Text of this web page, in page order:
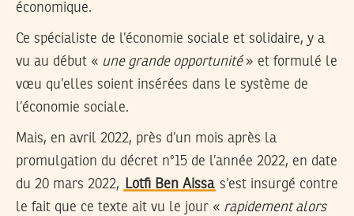
économique.
Ce spécialiste de l’économie sociale et solidaire, y a
vu au début « une grande opportunité» et formulé le
vœu qu’elles soient insérées dans le système de
l’économie sociale.
Mais, en avril 2022, près d’un mois après la
promulgation du décret n°15 de l’année 2022, en date
du 20 mars 2022,
Lotfi Ben Aissa s’est insurgé contre
le fait que ce texte ait vu le jour « rapidement alors